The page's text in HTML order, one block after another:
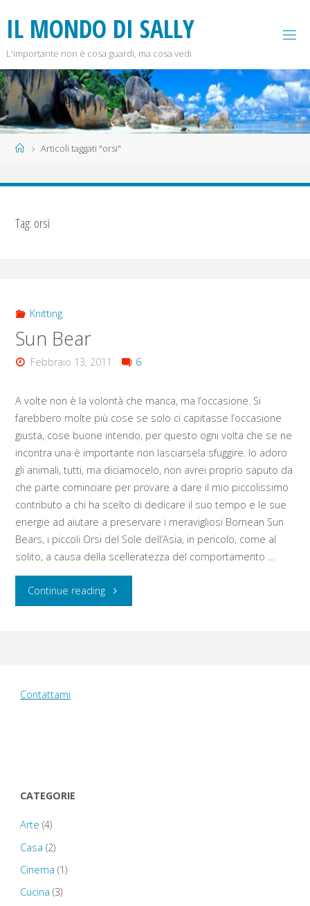
contenuto
IL MONDO DI SALLY
L'importante non è cosa guardi, ma cosa vedi
HomeArticoli taggati "orsi"
Tag: orsi
Knitting
Sun Bear
Febbraio 13, 2011 6
A volte non è la volontà che manca, ma l’occasione. Si
farebbero molte più cose se solo ci capitasse l’occasione
giusta, cose buone intendo, per questo ogni volta che se ne
incontra una è importante non lasciarsela sfuggire. Io adoro
gli animali, tutti, ma diciamocelo, non avrei proprio saputo da
che parte cominciare per provare a dare il mio piccolissimo
contributo a chi ha scelto di dedicare il suo tempo e le sue
energie ad aiutare a preservare i meravigliosi Bornean Sun
Bears, i piccoli Orsi del Sole dell’Asia, in pericolo, come al
solito, a causa della scelleratezza del comportamento …
Continue reading"Sun
Contattami
CATEGORIE
Arte (4)
Casa (2)
Cinema (1)
Cucina (3)